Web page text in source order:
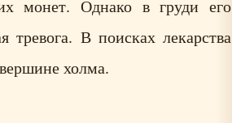
монет. Однако в груди его
тревога. В поисках лекарства
холма.